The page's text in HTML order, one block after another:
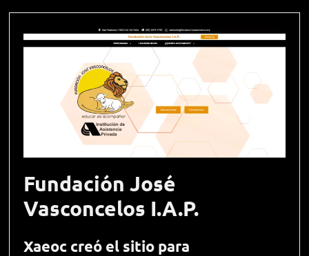
Fundación José
Vasconcelos I.A.P.
Xaeoc creó el sitio para